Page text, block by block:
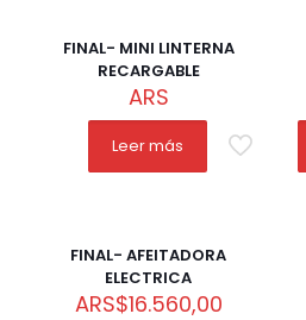
FINAL- MINI LINTERNA
RECARGABLE
ARS
Leer más
FINAL- AFEITADORA
ELECTRICA
ARS$16.560,00